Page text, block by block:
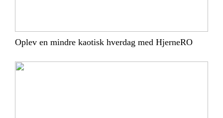
Oplev en mindre kaotisk hverdag med HjerneRO